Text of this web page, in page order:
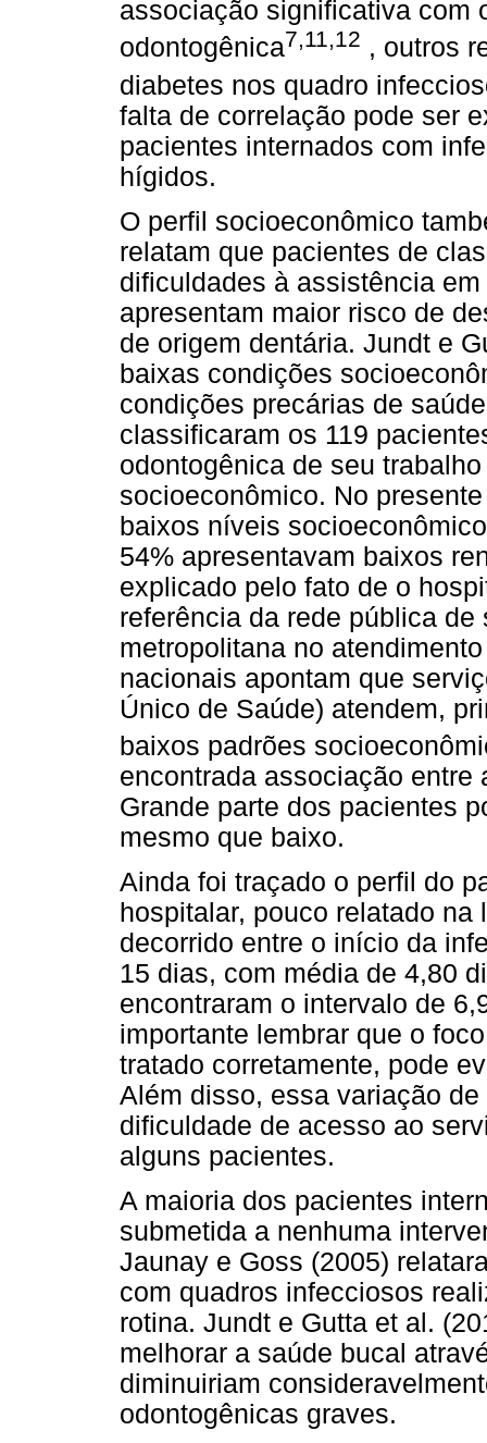
associação significativa com
odontogênica7,11,12 , outros
diabetes nos quadro
falta de correlação pode ser
pacientes internados com
hígidos.
O perfil socioeconômico
relatam que pacientes de
dificuldades à assistência
apresentam maior risco de
de origem dentária. Jundt e
baixas condições
condições precárias de
classificaram os 119
odontogênica de seu
socioeconômico. No
baixos níveis
54% apresentavam baixos
explicado pelo fato de o
referência da rede pública
metropolitana no
nacionais apontam que
Único de Saúde) atendem,
baixos padrões
encontrada associação
Grande parte dos pacientes
mesmo que baixo.
Ainda foi traçado o perfil do
hospitalar, pouco relatado
decorrido entre o início da
15 dias, com média de 4,80
encontraram o intervalo de
importante lembrar que o
tratado corretamente, pode
Além disso, essa variação
dificuldade de acesso ao
alguns pacientes.
A maioria dos pacientes
submetida a nenhuma
Jaunay e Goss (2005)
com quadros infecciosos
rotina. Jundt e Gutta et al.
melhorar a saúde bucal
diminuiriam
odontogênicas graves.